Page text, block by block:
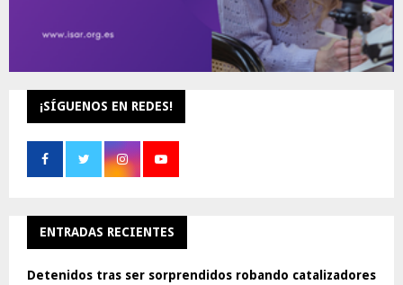
¡SÍGUENOS EN REDES!
ENTRADAS RECIENTES
Detenidos tras ser sorprendidos robando catalizadores